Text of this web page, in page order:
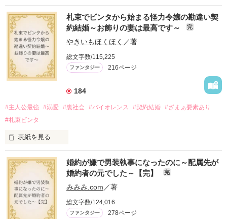
札束でビンタから始まる怪力令嬢の勘違い契
約結婚～お飾りの妻は最高です～
完
やきいもほくほく ／著
総文字数/115,225
ファンタジー 216ページ
184
#主人公最強 #溺愛 #裏社会 #バイオレンス #契約結婚 #ざまぁ要素あり
#札束ビンタ
表紙を見る
かつては英雄と呼ばれた父は事業で失敗ばかり。
そのせいで極貧生活を送るオリヴィア・ディルムーンは、母が
倒れたことをきっかけに娼婦になり稼ごうと屋敷を飛び出し
た。
娼館（たぶん）の店主は札束でビンタしてくる謎の男。
金と引き換えに雇われたと思いきや……契約結婚だった！？
裏社会を牛耳るロベールは仮面をつけており、謎が多いが幸せ
婚約が嫌で男装執事になったのに～配属先が
婚約者の元でした～【完】
完
みみみ.com／著
総文字数/124,016
ファンタジー 278ページ